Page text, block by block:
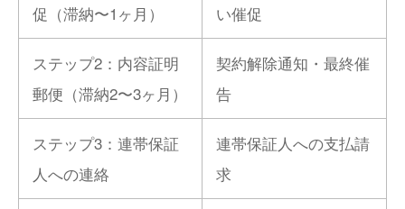
促（滞納〜1ヶ月）
い催促
ステップ2：内容証明
郵便（滞納2〜3ヶ月）
契約解除通知・最終催
告
ステップ3：連帯保証
人への連絡
連帯保証人への支払請
求